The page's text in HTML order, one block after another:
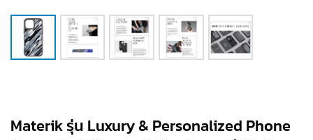
Materik รุ่น Luxury & Personalized Phone